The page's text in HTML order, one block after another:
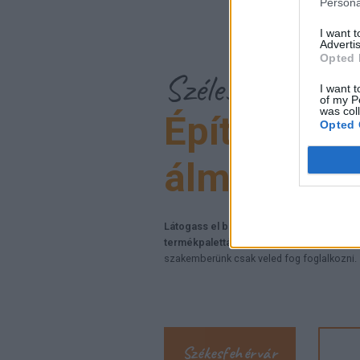
I want
Opted
I want
of my
was
Opted
Széles
álmaid
Látogass el bemutatótermeinkbe, ahol
termékpalettánkat.
szakemberünk csak veled fog foglalkozni.
Székesfehérvár